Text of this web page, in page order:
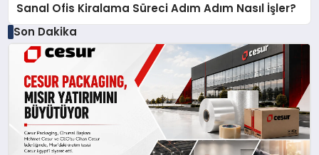
Sanal Ofis Kiralama Süreci Adım Adım Nasıl İşler?
Son Dakika